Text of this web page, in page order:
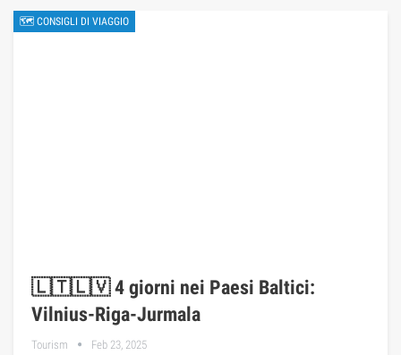
🗺 CONSIGLI DI VIAGGIO
🇱🇹🇱🇻 4 giorni nei Paesi Baltici:
Vilnius-Riga-Jurmala
Tourism Feb 23, 2025